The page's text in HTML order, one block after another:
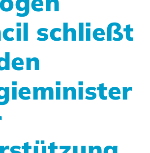
schließt